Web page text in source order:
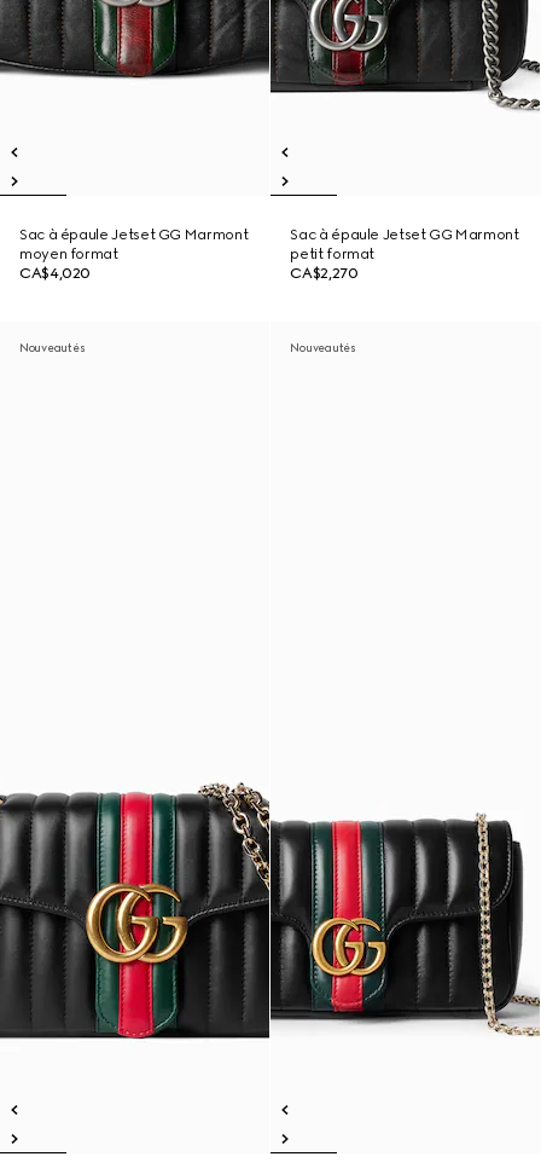
Sac à épaule Jetset GG Marmont
moyen format
CA$4,020
Sac à épaule Jetset GG Marmont
petit format
CA$2,270
Nouveautés Nouveautés